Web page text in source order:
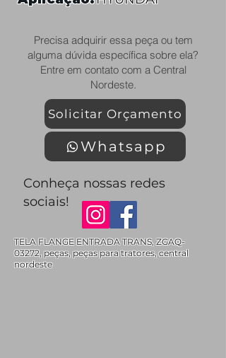
Precisa adquirir essa peça ou tem
alguma dúvida específica sobre ela?
Entre em contato com a Central
Nordeste.
Solicitar Orçamento
Whatsapp
Conheça nossas redes
sociais!
TELA FLANGE ENTRADA TRANS, ZGAQ-
03272, peças, peças para tratores, central
nordeste